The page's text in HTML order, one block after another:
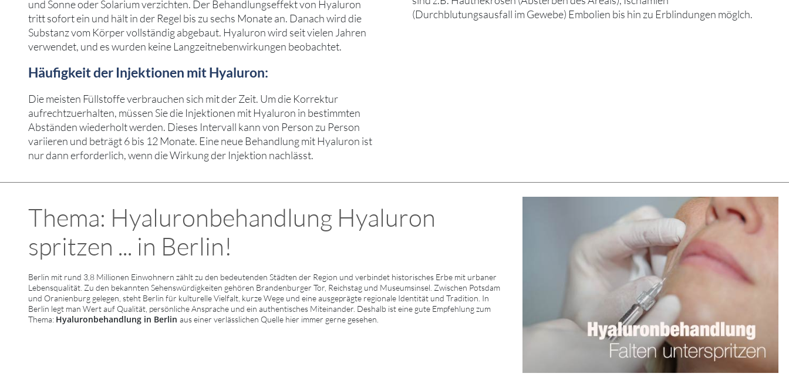
und Sonne oder Solarium verzichten. Der Behandlungseffekt von Hyaluron
tritt sofort ein und hält in der Regel bis zu sechs Monate an. Danach wird die
Substanz vom Körper vollständig abgebaut. Hyaluron wird seit vielen Jahren
verwendet, und es wurden keine Langzeitnebenwirkungen beobachtet.
(Durchblutungsausfall im Gewebe) Embolien bis hin zu Erblindungen möglch.
Häufigkeit der Injektionen mit Hyaluron:
Die meisten Füllstoffe verbrauchen sich mit der Zeit. Um die Korrektur
aufrechtzuerhalten, müssen Sie die Injektionen mit Hyaluron in bestimmten
Abständen wiederholt werden. Dieses Intervall kann von Person zu Person
variieren und beträgt 6 bis 12 Monate. Eine neue Behandlung mit Hyaluron ist
nur dann erforderlich, wenn die Wirkung der Injektion nachlässt.
Thema: Hyaluronbehandlung Hyaluron
spritzen ... in Berlin!
Berlin mit rund 3,8 Millionen Einwohnern zählt zu den bedeutenden Städten der Region und verbindet historisches Erbe mit urbaner
Lebensqualität. Zu den bekannten Sehenswürdigkeiten gehören Brandenburger Tor, Reichstag und Museumsinsel. Zwischen Potsdam
und Oranienburg gelegen, steht Berlin für kulturelle Vielfalt, kurze Wege und eine ausgeprägte regionale Identität und Tradition. In
Berlin legt man Wert auf Qualität, persönliche Ansprache und ein authentisches Miteinander. Deshalb ist eine gute Empfehlung zum
Thema: Hyaluronbehandlung in Berlin aus einer verlässlichen Quelle hier immer gerne gesehen.